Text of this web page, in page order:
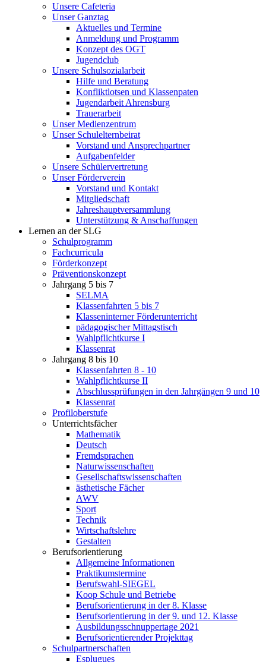
Unsere Cafeteria
Unser Ganztag
Aktuelles und Termine
Anmeldung und Programm
Konzept des OGT
Jugendclub
Unsere Schulsozialarbeit
Hilfe und Beratung
Konfliktlotsen und Klassenpaten
Jugendarbeit Ahrensburg
Trauerarbeit
Unser Medienzentrum
Unser Schulelternbeirat
Vorstand und Ansprechpartner
Aufgabenfelder
Unsere Schülervertretung
Unser Förderverein
Vorstand und Kontakt
Mitgliedschaft
Jahreshauptversammlung
Unterstützung & Anschaffungen
Lernen an der SLG
Schulprogramm
Fachcurricula
Förderkonzept
Präventionskonzept
Jahrgang 5 bis 7
SELMA
Klassenfahrten 5 bis 7
Klasseninterner Förderunterricht
pädagogischer Mittagstisch
Wahlpflichtkurse I
Klassenrat
Jahrgang 8 bis 10
Klassenfahrten 8 - 10
Wahlpflichtkurse II
Abschlussprüfungen in den Jahrgängen 9 und 10
Klassenrat
Profiloberstufe
Unterrichtsfächer
Mathematik
Deutsch
Fremdsprachen
Naturwissenschaften
Gesellschaftswissenschaften
ästhetische Fächer
AWV
Sport
Technik
Wirtschaftslehre
Gestalten
Berufsorientierung
Allgemeine Informationen
Praktikumstermine
Berufswahl-SIEGEL
Koop Schule und Betriebe
Berufsorientierung in der 8. Klasse
Berufsorientierung in der 9. und 12. Klasse
Ausbildungsschnuppertage 2021
Berufsorientierender Projekttag
Schulpartnerschaften
Esplugues